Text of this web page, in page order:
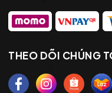
THEO DÕI CHÚNG